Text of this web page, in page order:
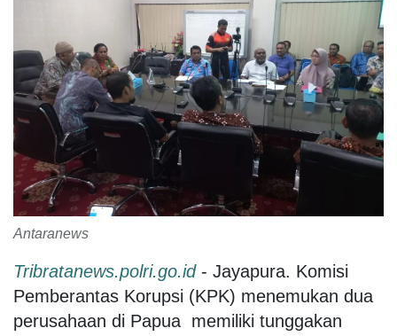
Antaranews
Tribratanews.polri.go.id- Jayapura. Komisi
Pemberantas Korupsi (KPK) menemukan dua
perusahaan di Papua memiliki tunggakan